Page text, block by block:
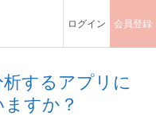
ログイン 会員登録
するアプリに
すか？